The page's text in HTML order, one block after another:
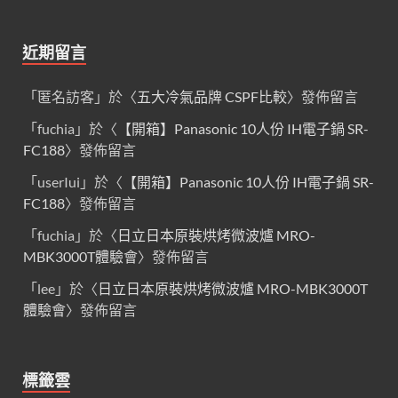
近期留言
「匿名訪客 」於〈五大冷氣品牌 CSPF比較〉發佈留言
「fuchia 」於〈 【開箱】Panasonic 10人份 IH電子鍋 SR-
FC188〉發佈留言
「userIui 」於〈 【開箱】Panasonic 10人份 IH電子鍋 SR-
FC188〉發佈留言
「fuchia 」於〈日立日本原裝烘烤微波爐 MRO-
MBK3000T體驗會〉發佈留言
「lee 」於〈日立日本原裝烘烤微波爐 MRO-MBK3000T
體驗會〉發佈留言
標籤雲